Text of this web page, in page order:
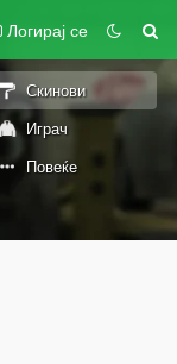
Логирај се
Скинови
Играч
Повеќе